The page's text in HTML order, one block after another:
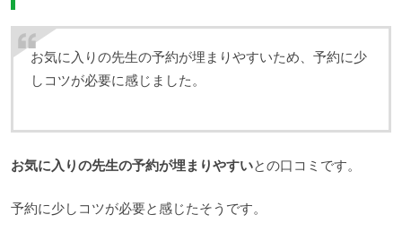
お気に入りの先生の予約が埋まりやすいため、予約に少
しコツが必要に感じました。
お気に入りの先生の予約が埋まりやすいとの口コミです。
予約に少しコツが必要と感じたそうです。